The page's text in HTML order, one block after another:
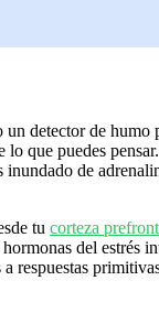
un detector de
lo que puedes
inundado de
tu corteza
del estrés
respuestas